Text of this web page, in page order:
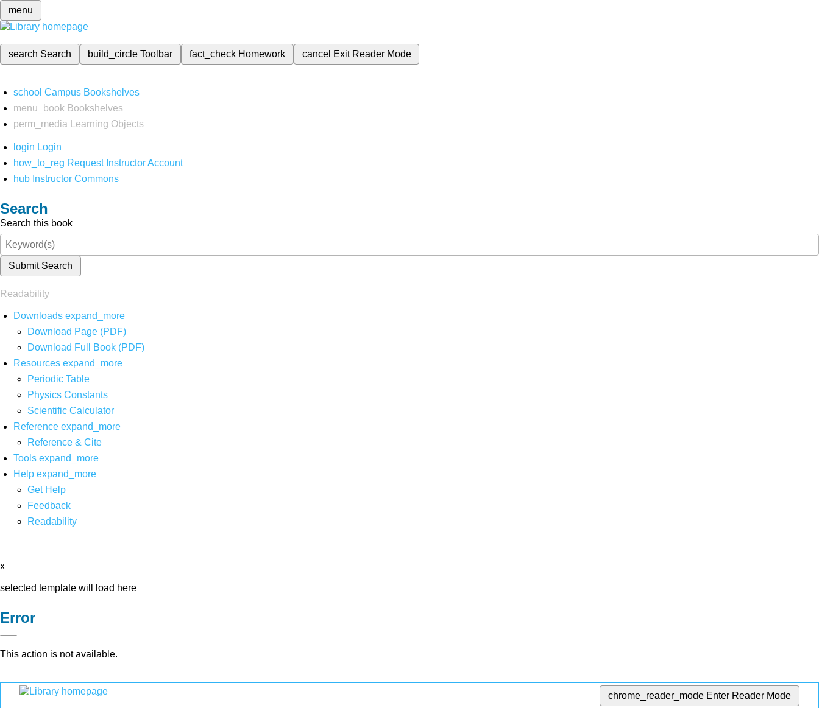
menu
search Search build_circleToolbar fact_check Homework cancel Exit Reader Mode
school Campus Bookshelves
menu_book Bookshelves
perm_media
Learning Objects
login Login
how_to_reg Request Instructor Account
hub Instructor Commons
Search
Search this book
Submit Search
Readability
Downloads expand_more
Download Page (PDF)
Download Full Book (PDF)
Resources expand_more
Periodic Table
Physics Constants
Scientific Calculator
Reference expand_more
Reference & Cite
Tools expand_more
Help expand_more
Get Help
Feedback
Readability
x
selected template will load here
Error
This action is not available.
chrome_reader_mode Enter Reader Mode